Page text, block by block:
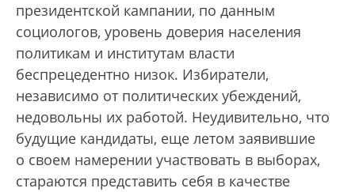
президентской кампании, по данным
социологов, уровень доверия населения
политикам и институтам власти
беспрецедентно низок. Избиратели,
независимо от политических убеждений,
недовольны их работой. Неудивительно, что
будущие кандидаты, еще летом заявившие
о своем намерении участвовать в выборах,
стараются представить себя в качестве